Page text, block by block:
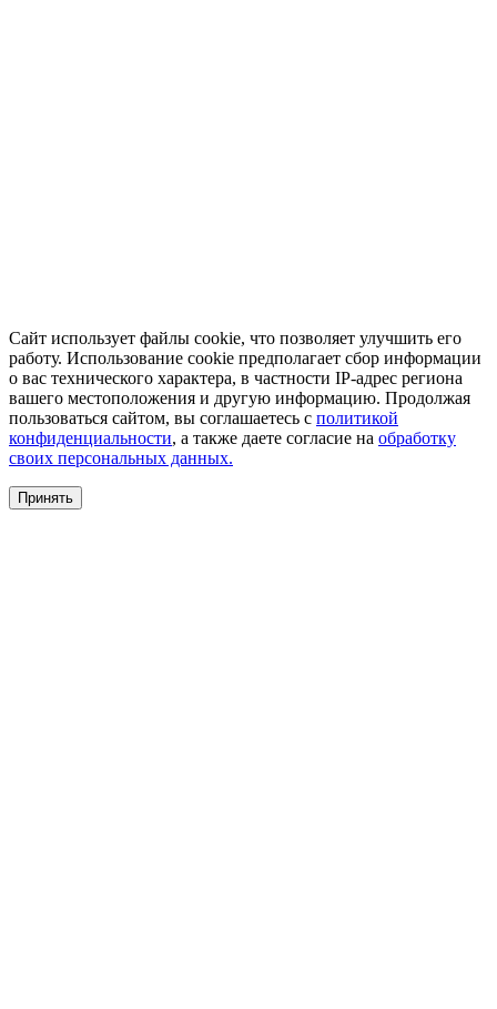
Сайт использует файлы cookie, что позволяет улучшить его
работу. Использование cookie предполагает сбор информации
о вас технического характера, в частности IP-адрес региона
вашего местоположения и другую информацию. Продолжая
пользоваться сайтом, вы соглашаетесь с политикой
конфиденциальности, а также даете согласие на обработку
своих персональных данных.
Принять